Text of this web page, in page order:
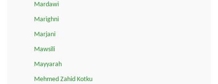
Mardawi
Marighni
Marjani
Mawsili
Mayyarah
Mehmed Zahid Kotku